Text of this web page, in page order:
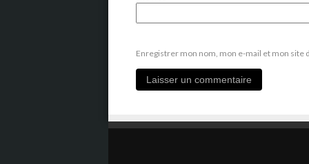
Enregistrer mon nom, mon e-mail et mon site